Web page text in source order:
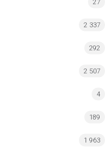
27
2 337
292
2 507
4
189
1 963